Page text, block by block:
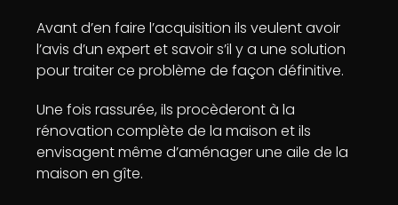
Avant d’en faire l’acquisition ils veulent avoir
l’avis d’un expert et savoir s’il y a une solution
pour traiter ce problème de façon définitive.
Une fois rassurée, ils procèderont à la
rénovation complète de la maison et ils
envisagent même d’aménager une aile de la
maison en gîte.